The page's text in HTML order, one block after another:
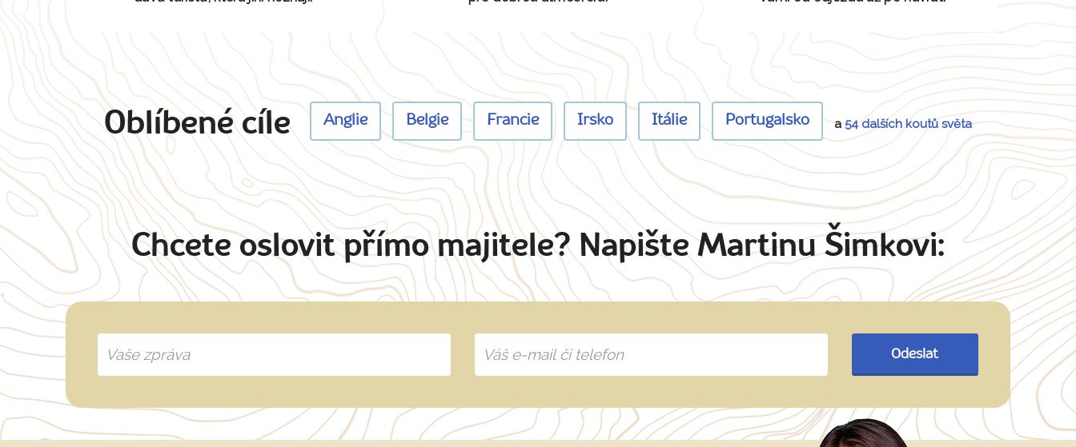
Oblíbené cíle Anglie Belgie Francie Irsko Itálie Portugalsko a54 dalších koutů světa
Chcete oslovit přímo majitele? Napište Martinu Šimkovi:
Odeslat